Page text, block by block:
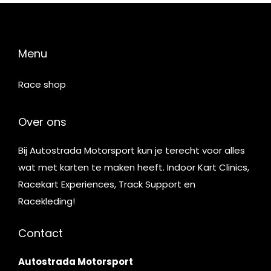
Menu
Race shop
Over ons
Bij Autostrada Motorsport kun je terecht voor alles
wat met karten te maken heeft. Indoor Kart Clinics,
Racekart Experiences, Track Support en
Racekleding!
Contact
Autostrada Motorsport